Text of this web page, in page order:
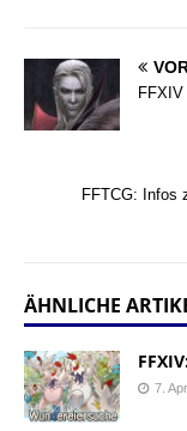
FFTCG: Infos
ÄHNLICHE
7.